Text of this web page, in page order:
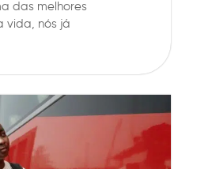
das melhores
vida, nós já